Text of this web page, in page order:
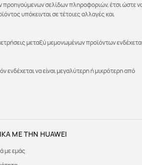
προηγούμενων σελίδων πληροφοριών, έτσι ώστε
υπόκεινται σε τέτοιες αλλαγές και
μεταξύ μεμονωμένων προϊόντων
να είναι μεγαλύτερη ή μικρότερη από
ΜΕ ΤΗΝ HUAWEI
με εμάς